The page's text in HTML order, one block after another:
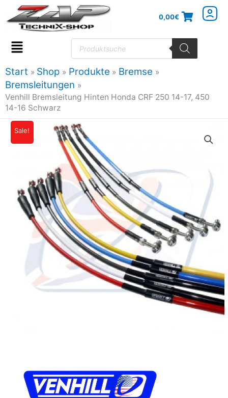
Inhalt
springen
0,00€
Flyout
Menu
Products
search
Start Shop Produkte
Bremse
Bremsleitungen
Venhill Bremsleitung Hinten Honda CRF 250 14-17, 450
14-16 Schwarz
Sale!
Ursprünglicher
Preis
war:
41,95€
ist:
37,76€.
Venhill
Bremsleitung
250
14-
Menge